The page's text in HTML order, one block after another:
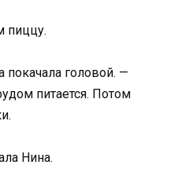
пиццу.
головой. —
питается. Потом
Нина.